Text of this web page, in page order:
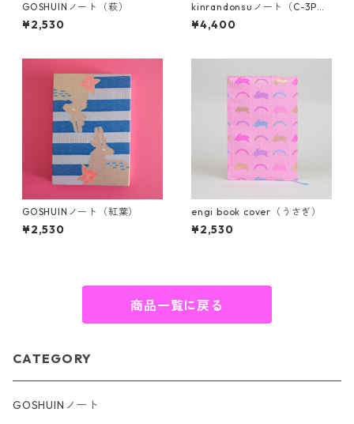
GOSHUINノート（萩）
¥2,530
kinrandonsuノート（C-3P
O、R2-D2）
¥4,400
GOSHUINノート（紅葉）
¥2,530
engi book cover（うさぎ）
¥2,530
商品一覧に戻る
CATEGORY
GOSHUINノート